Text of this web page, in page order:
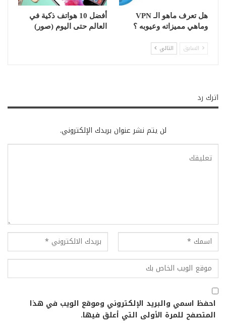
هل تعرف ماهو الـ VPN
وماهي مميزاته وعيوبه ؟
أفضل 10 هواتف ذكية في
العالم حتى اليوم (صور)
السابق التالي
اترك رد
لن يتم نشر عنوان بريدك الإلكتروني.
احفظ اسمي والبريد الإلكتروني وموقع الويب في هذا
المتصفح للمرة الأولى التي أعلق فيها.